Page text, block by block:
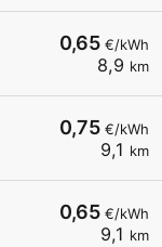
0,65 €/kWh
8,9 km
0,75 €/kWh
9,1 km
0,65 €/kWh
9,1 km